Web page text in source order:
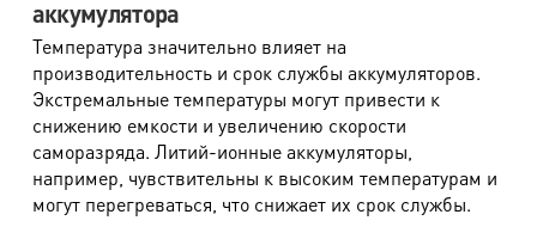
аккумулятора
Температура значительно влияет на
производительность и срок службы аккумуляторов.
Экстремальные температуры могут привести к
снижению емкости и увеличению скорости
саморазряда. Литий-ионные аккумуляторы,
например, чувствительны к высоким температурам и
могут перегреваться, что снижает их срок службы.